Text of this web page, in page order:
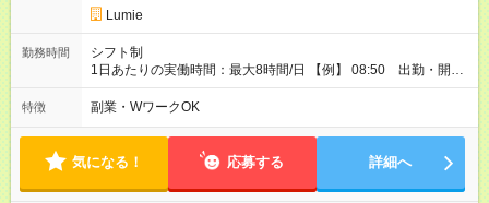
Lumie
勤務時間
シフト制
1日あたりの実働時間：最大8時間/日 【例】 08:50 出勤・開店
準備・予約確認 09:00 午前のお客様の施術対応 13:00 休憩
14:00 午後のお客様対応・接客 18:00 片付け・カルテ確認・
す。 ※ 18:00以降勤務できる方は、 8時間勤務以降は残業扱いと
なります。
特徴 副業・WワークOK
気になる！ 応募する 詳細へ